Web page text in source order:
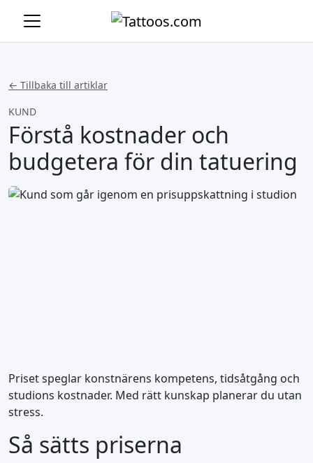
← Tillbaka till artiklar
KUND
Förstå kostnader och
budgetera för din tatuering
Priset speglar konstnärens kompetens, tidsåtgång och
studions kostnader. Med rätt kunskap planerar du utan
stress.
Så sätts priserna